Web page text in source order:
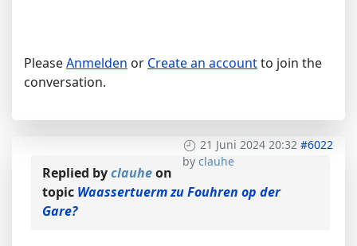
PleaseAnmelden or Create an accountto join the
conversation.
21 Juni 2024 20:32 #6022
by clauhe
Replied byclauheon
topic Waassertuerm zu Fouhren op der
Gare?